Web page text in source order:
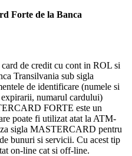
Forte de la Banca
de credit cu cont in ROL si
Transilvania sub sigla
de identificare (numele si
numarul cardului)
FORTE este un
poate fi utilizat atat la ATM-
sigla MASTERCARD pentru
bunuri si servicii. Cu acest tip
on-line cat si off-line.